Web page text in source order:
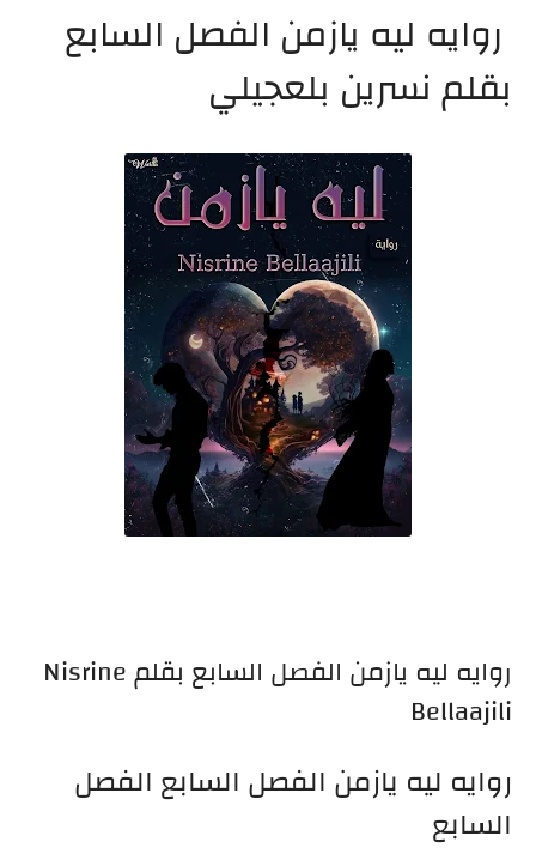
روايه ليه يازمن الفصل السابع
بقلم نسرين بلعجيلي
روايه ليه يازمن الفصل السابع بقلم Nisrine
Bellaajili
روايه ليه يازمن الفصل السابع الفصل
السابع